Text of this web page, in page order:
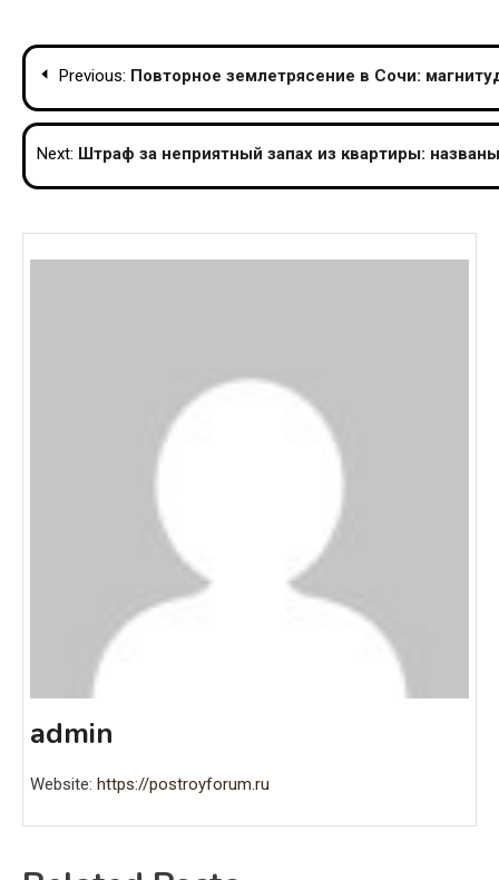
Post
navigation
Previous: Повторное землетрясение в Сочи:
Next: Штраф за неприятный запах из квартиры:
admin
Website: https://postroyforum.ru